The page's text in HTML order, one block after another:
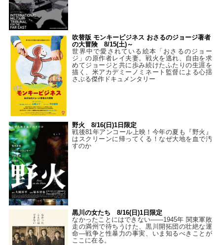
吹替版 モンキービジネス おさるのジョージ著者
の大冒険 8/15(土)～
世界中で愛されている絵本「おさるのジョー
ジ」の原作者レイ夫妻。戦火を逃れ、自由を求
めてジョージと共に歩み続けたふたりの生涯を
描く、米アカデミーノミネート監督による心揺
さぶる傑作ドキュメンタリー
野火 8/16(日)1日限定
戦後81年アンコール上映！今年の夏も『野火』
はスクリーンに帰ってくる！なぜ大地を血で汚
すのか
黒川の女たち 8/16(日)1日限定
なかったことにはできない——1945年 関東軍敗
走の満州で待ちうけた、黒川開拓団の壮絶な運
命―戦争と性暴力の事実、いま知るべきことが
ここに在る。